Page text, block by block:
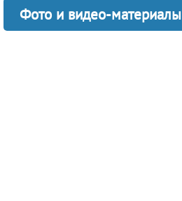
Фото и видео-материалы